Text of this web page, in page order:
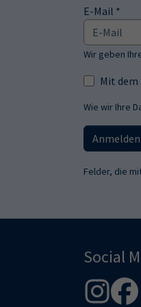
E-Mail *
Wir geben
Mit dem
Wie wir Ihre
Anmelden
Felder, die
Social